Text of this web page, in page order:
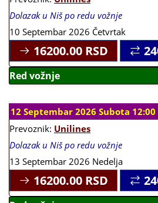
Dolazak u Niš po redu vožnje
10 Septembar 2026 Četvrtak
16200.00 RSD
Red vožnje
12 Septembar 2026 Subota 12:00
Prevoznik: Unilines
Dolazak u Niš po redu vožnje
13 Septembar 2026 Nedelja
16200.00 RSD